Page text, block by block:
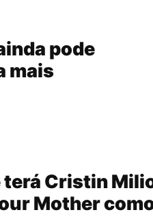
pode
mais
terá Cristin
Mother